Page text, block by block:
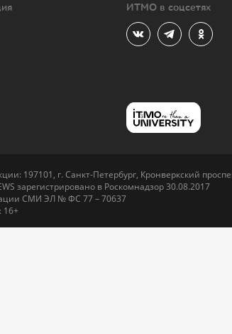
ИТМО в соцсетях
197101, г. Санкт-Петербург, Кронверкский
зарегистрировано в Роскомнадзор 30.08.2017
СМИ ЭЛ № ФС 77 – 70637
16+